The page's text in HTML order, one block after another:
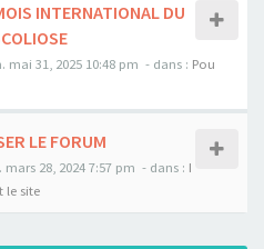
INTERNATIONAL DU
mai 31, 2025 10:48 pm - dans : Pou
LE FORUM
mars 28, 2024 7:57 pm - dans : I
le site